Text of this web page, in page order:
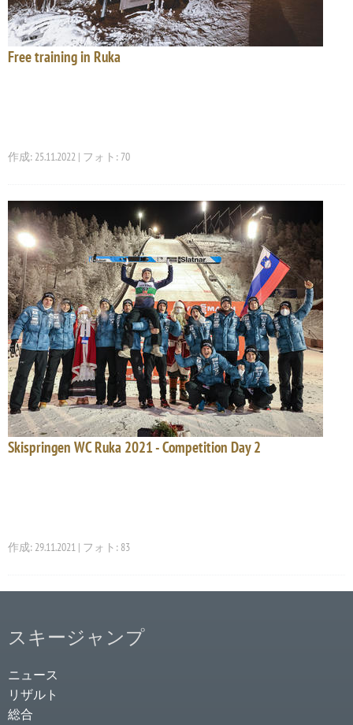
Free training in Ruka
作成: 25.11.2022 | フォト: 70
Skispringen WC Ruka 2021 - Competition Day 2
作成: 29.11.2021 | フォト: 83
スキージャンプ
ニュース
リザルト
総合